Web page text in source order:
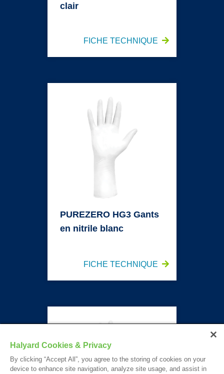
clair
FICHE TECHNIQUE
PUREZERO HG3 Gants
en nitrile blanc
FICHE TECHNIQUE
Halyard Cookies & Privacy
By clicking “Accept All”, you agree to the storing of cookies on your
device to enhance site navigation, analyze site usage, and assist in